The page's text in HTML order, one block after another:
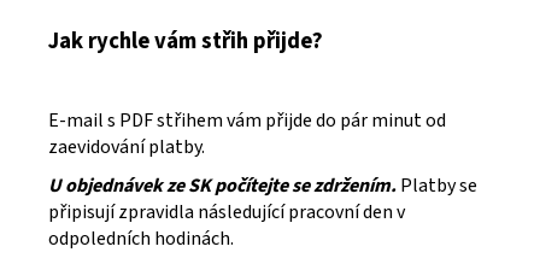
Jak rychle vám střih přijde?
E-mail s PDF střihem vám přijde do pár minut od
zaevidování platby.
U objednávek ze SK počítejte se zdržením.Platby se
připisují zpravidla následující pracovní den v
odpoledních hodinách.